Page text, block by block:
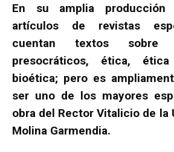
En su amplia producción
artículos de revistas
cuentan textos sobre
presocráticos, ética,
bioética; pero es
ser uno de los mayores
obra del Rector Vitalicio de la
Molina Garmendia.